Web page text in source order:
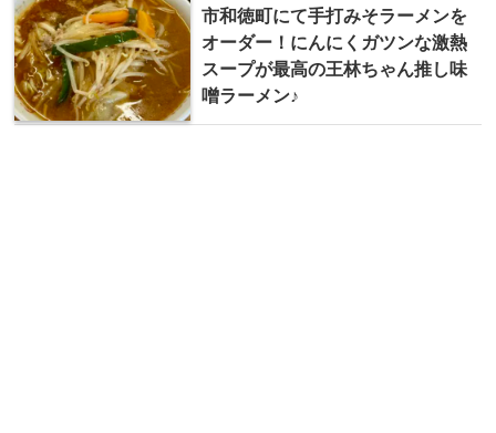
市和徳町にて手打みそラーメンを
オーダー！にんにくガツンな激熱
スープが最高の王林ちゃん推し味
噌ラーメン♪